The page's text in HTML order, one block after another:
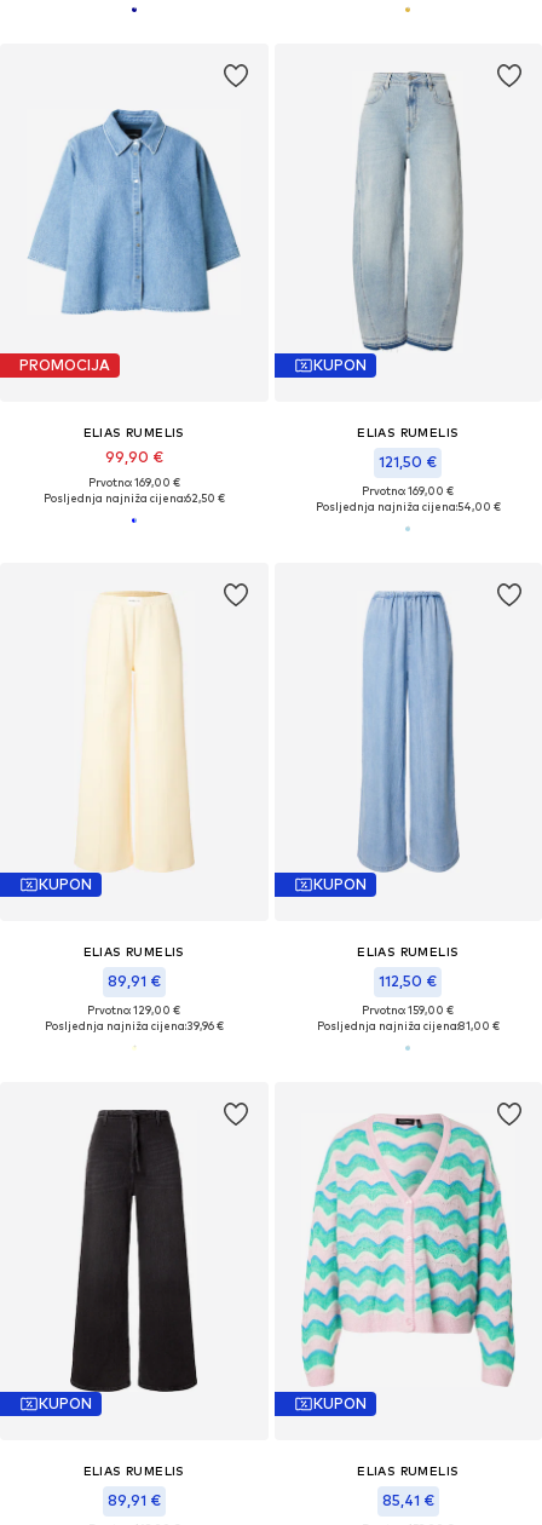
PROMOCIJA
ELIAS RUMELIS
99,90 €
Prvotno: 169,00 €
Posljednja najniža cijena:62,50 €
KUPON
ELIAS RUMELIS
121,50 €
Prvotno: 169,00 €
Posljednja najniža cijena:54,00 €
KUPON
ELIAS RUMELIS
89,91 €
Prvotno: 129,00 €
Posljednja najniža cijena:39,96 €
KUPON
ELIAS RUMELIS
112,50 €
Prvotno: 159,00 €
Posljednja najniža cijena:81,00 €
KUPON
ELIAS RUMELIS
89,91 €
KUPON
ELIAS RUMELIS
85,41 €